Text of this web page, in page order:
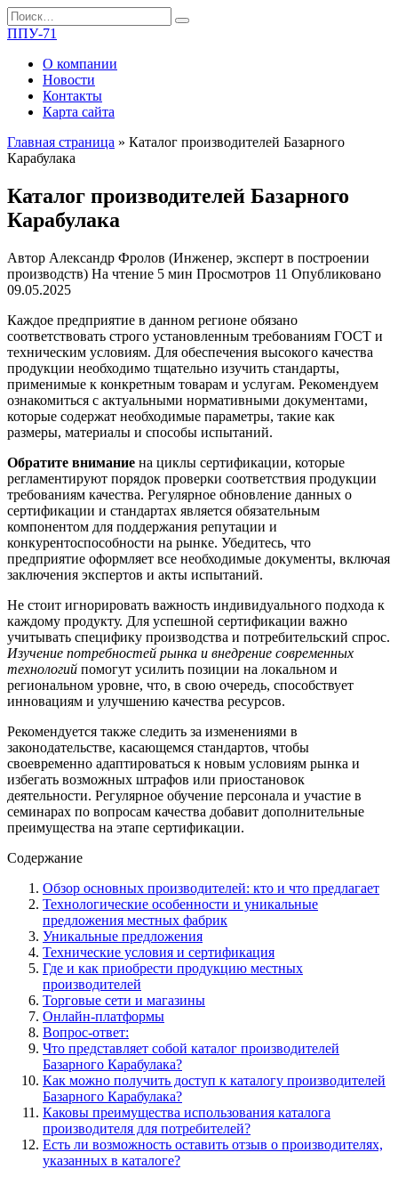
Перейти
к
Search
for:
ППУ-71
О компании
Новости
Контакты
Карта сайта
Главная страница » Каталог производителей Базарного
Карабулака
Каталог производителей Базарного
Карабулака
Автор Александр Фролов (Инженер, эксперт в построении
производств) На чтение 5 мин Просмотров 11 Опубликовано
09.05.2025
Каждое предприятие в данном регионе обязано
соответствовать строго установленным требованиям ГОСТ и
техническим условиям. Для обеспечения высокого качества
продукции необходимо тщательно изучить стандарты,
применимые к конкретным товарам и услугам. Рекомендуем
ознакомиться с актуальными нормативными документами,
которые содержат необходимые параметры, такие как
размеры, материалы и способы испытаний.
Обратите внимание на циклы сертификации, которые
регламентируют порядок проверки соответствия продукции
требованиям качества. Регулярное обновление данных о
сертификации и стандартах является обязательным
компонентом для поддержания репутации и
конкурентоспособности на рынке. Убедитесь, что
предприятие оформляет все необходимые документы, включая
заключения экспертов и акты испытаний.
Не стоит игнорировать важность индивидуального подхода к
каждому продукту. Для успешной сертификации важно
учитывать специфику производства и потребительский спрос.
Изучение потребностей рынка и внедрение современных
технологий помогут усилить позиции на локальном и
региональном уровне, что, в свою очередь, способствует
инновациям и улучшению качества ресурсов.
Рекомендуется также следить за изменениями в
законодательстве, касающемся стандартов, чтобы
своевременно адаптироваться к новым условиям рынка и
избегать возможных штрафов или приостановок
деятельности. Регулярное обучение персонала и участие в
семинарах по вопросам качества добавит дополнительные
преимущества на этапе сертификации.
Содержание
Обзор основных производителей: кто и что предлагает
Технологические особенности и уникальные
предложения местных фабрик
Уникальные предложения
Технические условия и сертификация
Где и как приобрести продукцию местных
производителей
Торговые сети и магазины
Онлайн-платформы
Вопрос-ответ:
Что представляет собой каталог производителей
Базарного Карабулака?
Как можно получить доступ к каталогу производителей
Базарного Карабулака?
Каковы преимущества использования каталога
производителя для потребителей?
Есть ли возможность оставить отзыв о производителях,
указанных в каталоге?